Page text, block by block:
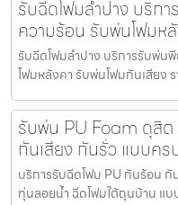
รับฉีดโฟมลำปาง บริก
ความร้อน รับพ่นโฟมห
รับฉีดโฟมลำปาง บริการรับพ่
โฟมหลังคา รับพ่นโฟมกันเสียง
รับพ่น PU Foam ดุสิ
กันเสียง กันรั่ว แบบคร
บริการรับฉีดโฟม PU กันร้อน กั
ทุ่นลอยน้ำ ฉีดโฟมใต้ถุนบ้าน แ